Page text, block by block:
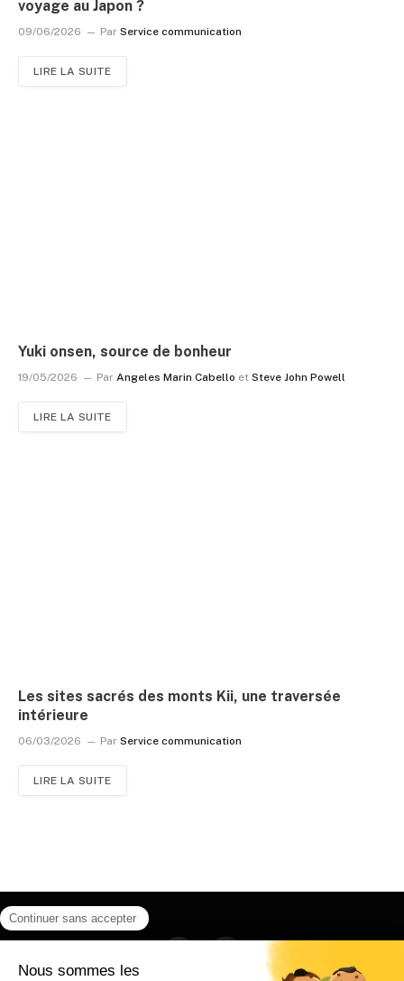
voyage au Japon ?
09/06/2026 Par Service communication
LIRE LA SUITE
Yuki onsen, source de bonheur
19/05/2026 Par Angeles Marin Cabello et Steve John Powell
LIRE LA SUITE
Les sites sacrés des monts Kii, une traversée
intérieure
06/03/2026 Par Service communication
LIRE LA SUITE
Instagram